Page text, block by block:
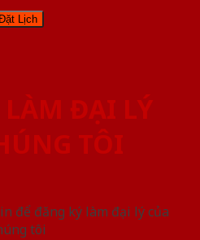
ĐẠI LÝ
TÔI
để đăng ký làm đại lý của
tôi